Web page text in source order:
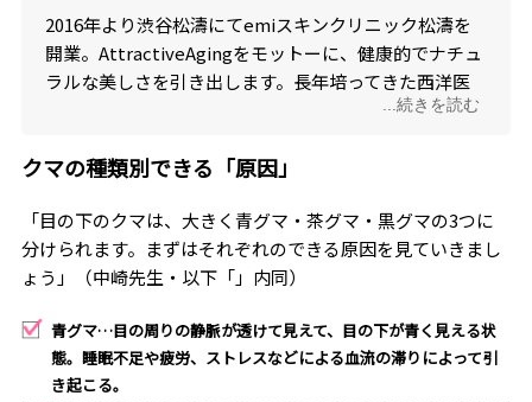
2016年より渋谷松濤にてemiスキンクリニック松濤を
開業。AttractiveAgingをモットーに、健康的でナチュ
ラルな美しさを引き出します。長年培ってきた西洋医
学、東洋医学、美容医療を組み合わせて、患者さまひ
す。
...続きを読む
クマの種類別できる「原因」
「目の下のクマは、大きく青グマ・茶グマ・黒グマの3つに
分けられます。まずはそれぞれのできる原因を見ていきまし
ょう」（中崎先生・以下「」内同）
青グマ…目の周りの静脈が透けて見えて、目の下が青く見える状
態。睡眠不足や疲労、ストレスなどによる血流の滞りによって引
き起こる。